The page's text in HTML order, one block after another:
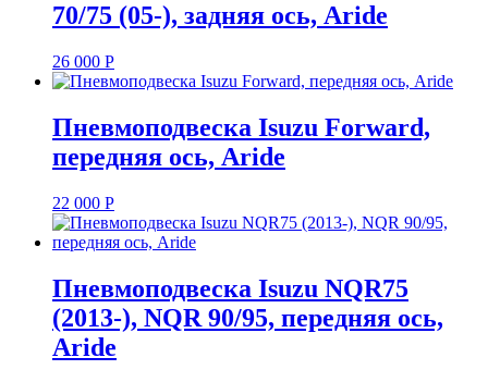
70/75 (05-), задняя ось, Aride
26 000 Р
Пневмоподвеска Isuzu Forward,
передняя ось, Aride
22 000 Р
Пневмоподвеска Isuzu NQR75
(2013-), NQR 90/95, передняя ось,
Aride